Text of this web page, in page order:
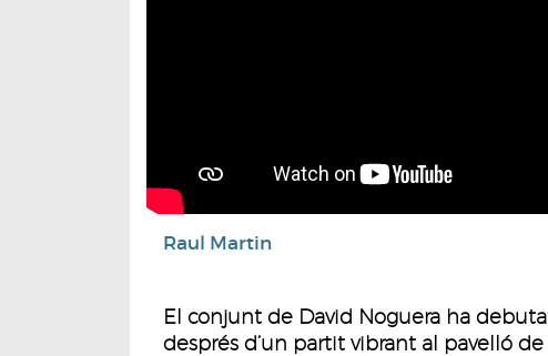
Raul Martin
El conjunt de David Noguera ha
després d’un partit vibrant al pavelló